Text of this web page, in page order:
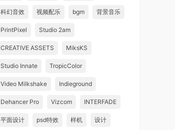
科幻音效 视频配乐 bgm 背景音乐
PrintPixel Studio 2am
CREATIVE ASSETS MiksKS
Studio Innate TropicColor
Video Milkshake Indieground
Dehancer Pro Vizcom INTERFADE
平面设计 psd特效 样机 设计